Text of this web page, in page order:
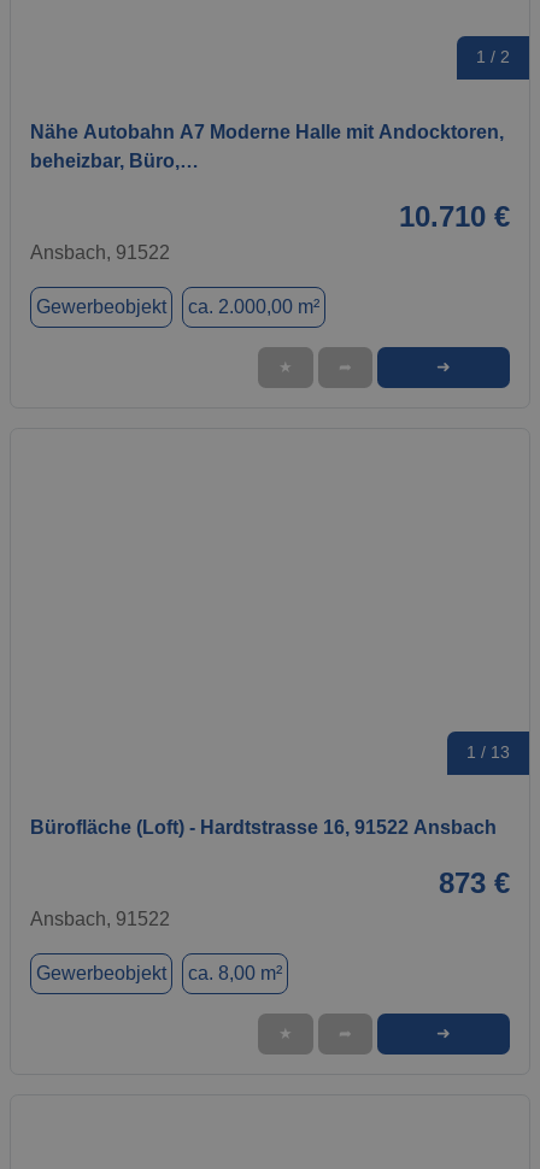
1 / 2
Nähe Autobahn A7 Moderne Halle mit Andocktoren,
beheizbar, Büro,…
10.710 €
Ansbach, 91522
Gewerbeobjekt ca. 2.000,00 m²
★ ➦ ➜
1 / 13
Bürofläche (Loft) - Hardtstrasse 16, 91522 Ansbach
873 €
Ansbach, 91522
Gewerbeobjekt ca. 8,00 m²
★ ➦ ➜